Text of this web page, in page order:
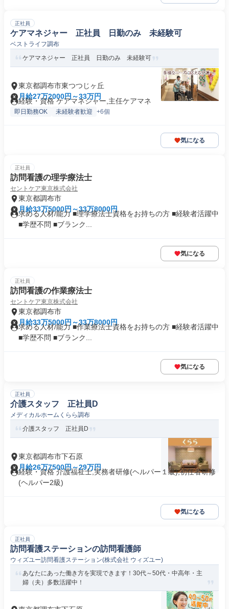
正社員
ケアマネジャー 正社員 日勤のみ 未経験可
ベストライフ調布
ケアマネジャー 正社員 日勤のみ 未経験可
東京都調布市東つつじヶ丘
月給27万2000円～33万円
経験・資格 ケアマネジャー,主任ケアマネ
即日勤務OK 未経験者歓迎 +6個
気になる
正社員
訪問看護の理学療法士
セントケア東京株式会社
東京都調布市
月給33万5000円～33万8000円
求める人材/能力 ■理学療法士資格をお持ちの方 ■経験者活躍中
■学歴不問 ■ブランク...
気になる
正社員
訪問看護の作業療法士
セントケア東京株式会社
東京都調布市
月給33万5000円～33万8000円
求める人材/能力 ■作業療法士資格をお持ちの方 ■経験者活躍中
■学歴不問 ■ブランク...
気になる
正社員
介護スタッフ 正社員D
メディカルホームくらら調布
介護スタッフ 正社員D
東京都調布市下石原
月給26万7500円～29万円
経験・資格 介護福祉士,実務者研修(ヘルパー１級),初任者研修
(ヘルパー2級)
気になる
正社員
訪問看護ステーションの訪問看護師
ウィズユー訪問看護ステーション(株式会社 ウィズユー)
あなたにあった働き方を実現できます！30代～50代・中高年・主
婦（夫）多数活躍中！